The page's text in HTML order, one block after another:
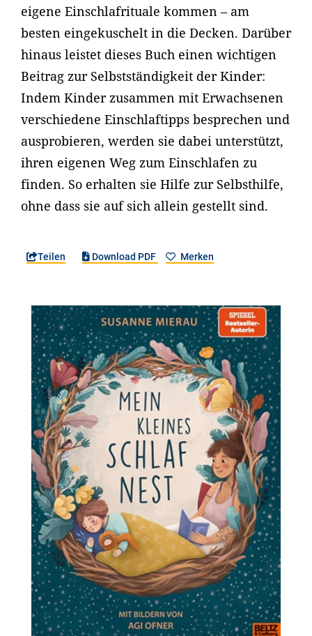
eigene Einschlafrituale kommen – am
besten eingekuschelt in die Decken. Darüber
hinaus leistet dieses Buch einen wichtigen
Beitrag zur Selbstständigkeit der Kinder:
Indem Kinder zusammen mit Erwachsenen
verschiedene Einschlaftipps besprechen und
ausprobieren, werden sie dabei unterstützt,
ihren eigenen Weg zum Einschlafen zu
finden. So erhalten sie Hilfe zur Selbsthilfe,
ohne dass sie auf sich allein gestellt sind.
Teilen Download PDF Merken